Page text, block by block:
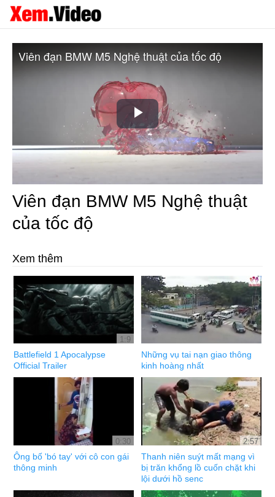
Play
Video
Viên đạn BMW M5 Nghệ thuật của tốc độ
Viên đạn BMW M5 Nghệ thuật
của tốc độ
Xem thêm
1:9
Battlefield 1 Apocalypse
Official Trailer
Những vụ tai nạn giao thông
kinh hoàng nhất
0:30
Ông bố 'bó tay' với cô con gái
thông minh
2:57
Thanh niên suýt mất mạng vì
bị trăn khổng lồ cuốn chặt khi
lội dưới hồ senc